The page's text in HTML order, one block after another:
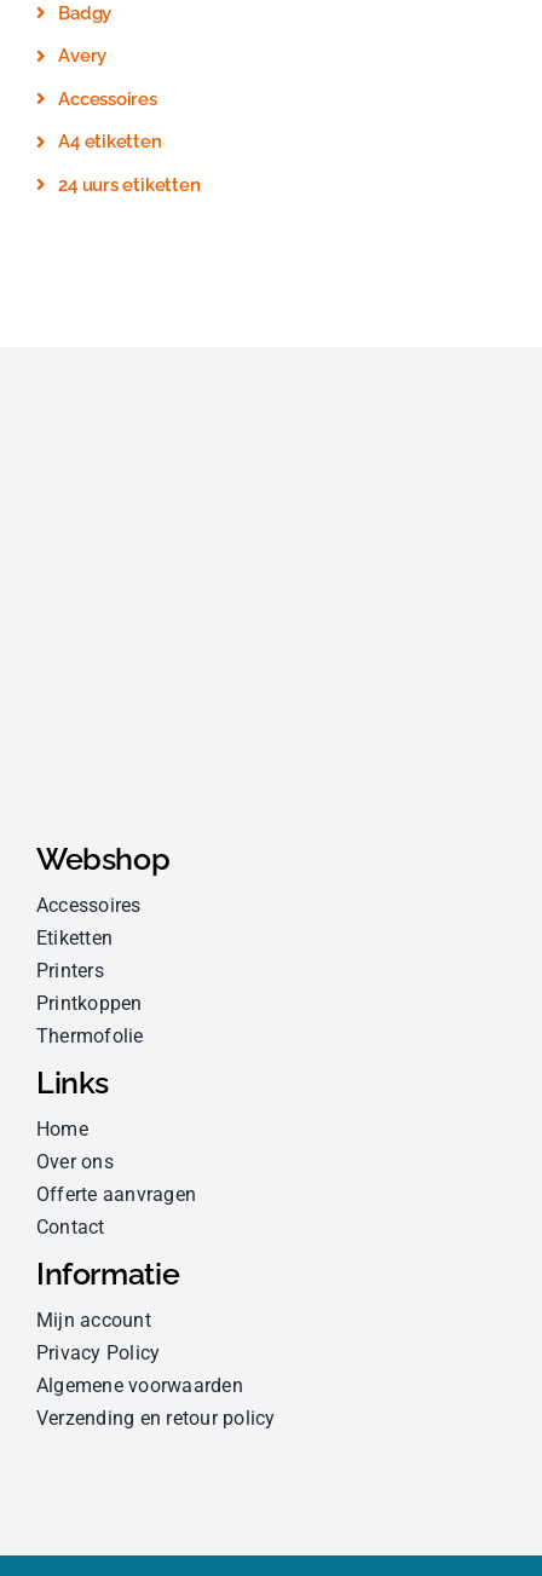
Badgy
Avery
Accessoires
A4 etiketten
24 uurs etiketten
Webshop
Accessoires
Etiketten
Printers
Printkoppen
Thermofolie
Links
Home
Over ons
Offerte aanvragen
Contact
Informatie
Mijn account
Privacy Policy
Algemene voorwaarden
Verzending en retour policy